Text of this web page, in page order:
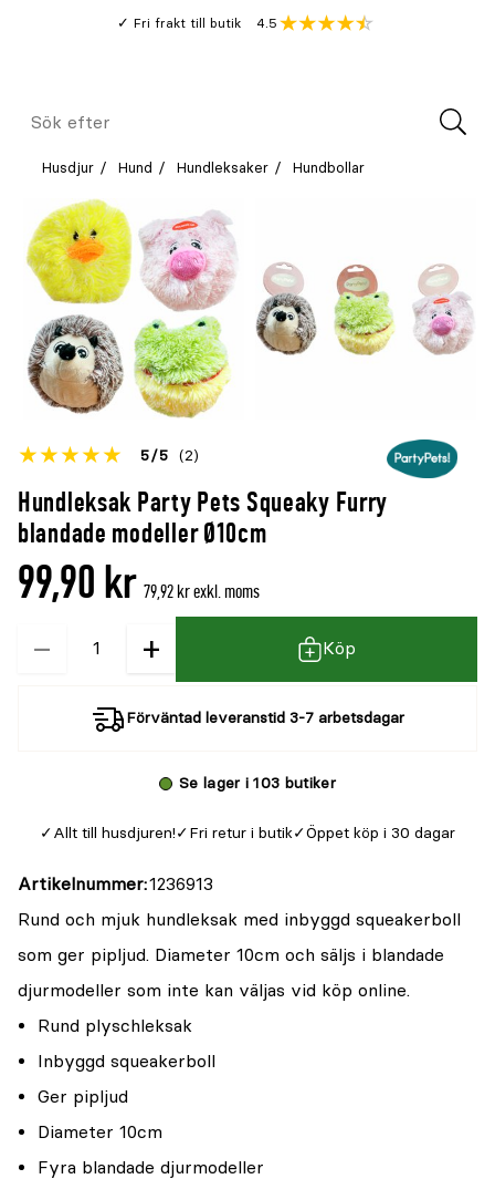
Fri frakt till butik
Genomsnitt
4.5
Meny
Sök
Husdjur Hund Hundleksaker Hundbollar
Hundleksak Party Pets Squeaky Furry
blandade modeller Ø10cm
Betyget
denna
produkt
av
5 5 (2)
Öppna
recensioner
99,90 kr 79,92 kr exkl. moms
−
Kvantitet + Köp
Förväntad leveranstid 3-7 arbetsdagar
Se lager i 103 butiker
Allt till husdjuren! Fri retur i butik Öppet köp i 30 dagar
Artikelnummer 1236913
Rund och mjuk hundleksak med inbyggd squeakerboll
som ger pipljud. Diameter 10cm och säljs i blandade
djurmodeller som inte kan väljas vid köp online.
Rund plyschleksak
Inbyggd squeakerboll
Ger pipljud
Diameter 10cm
Fyra blandade djurmodeller